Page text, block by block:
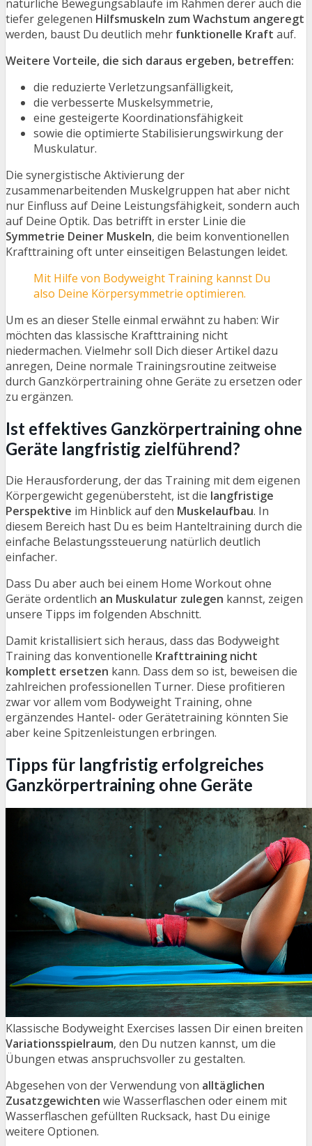
natürliche Bewegungsabläufe im Rahmen derer auch die
tiefer gelegenen Hilfsmuskeln zum Wachstum angeregt
werden, baust Du deutlich mehr funktionelle Kraft auf.
Weitere Vorteile, die sich daraus ergeben, betreffen:
die reduzierte Verletzungsanfälligkeit,
die verbesserte Muskelsymmetrie,
eine gesteigerte Koordinationsfähigkeit
sowie die optimierte Stabilisierungswirkung der
Muskulatur.
Die synergistische Aktivierung der
zusammenarbeitenden Muskelgruppen hat aber nicht
nur Einfluss auf Deine Leistungsfähigkeit, sondern auch
auf Deine Optik. Das betrifft in erster Linie die
Symmetrie Deiner Muskeln, die beim konventionellen
Krafttraining oft unter einseitigen Belastungen leidet.
Mit Hilfe von Bodyweight Training kannst Du
also Deine Körpersymmetrie optimieren.
Um es an dieser Stelle einmal erwähnt zu haben: Wir
möchten das klassische Krafttraining nicht
niedermachen. Vielmehr soll Dich dieser Artikel dazu
anregen, Deine normale Trainingsroutine zeitweise
durch Ganzkörpertraining ohne Geräte zu ersetzen oder
zu ergänzen.
Ist effektives Ganzkörpertraining ohne
Geräte langfristig zielführend?
Die Herausforderung, der das Training mit dem eigenen
Körpergewicht gegenübersteht, ist die langfristige
Perspektive im Hinblick auf den Muskelaufbau. In
diesem Bereich hast Du es beim Hanteltraining durch die
einfache Belastungssteuerung natürlich deutlich
einfacher.
Dass Du aber auch bei einem Home Workout ohne
Geräte ordentlich an Muskulatur zulegen kannst, zeigen
unsere Tipps im folgenden Abschnitt.
Damit kristallisiert sich heraus, dass das Bodyweight
Training das konventionelle Krafttraining nicht
komplett ersetzen kann. Dass dem so ist, beweisen die
zahlreichen professionellen Turner. Diese profitieren
zwar vor allem vom Bodyweight Training, ohne
ergänzendes Hantel- oder Gerätetraining könnten Sie
aber keine Spitzenleistungen erbringen.
Tipps für langfristig erfolgreiches
Ganzkörpertraining ohne Geräte
Klassische Bodyweight Exercises lassen Dir einen breiten
Variationsspielraum, den Du nutzen kannst, um die
Übungen etwas anspruchsvoller zu gestalten.
Abgesehen von der Verwendung von alltäglichen
Zusatzgewichten wie Wasserflaschen oder einem mit
Wasserflaschen gefüllten Rucksack, hast Du einige
weitere Optionen.